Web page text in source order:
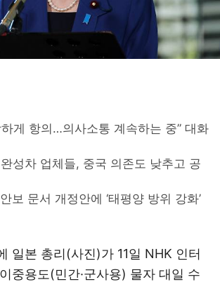
게 항의…의사소통 계속하는 중” 대화
성차 업체들, 중국 의존도 낮추고 공
보 문서 개정안에 ‘태평양 방위 강화’
일본 총리(사진)가 11일 NHK 인터
중용도(민간·군사용) 물자 대일 수